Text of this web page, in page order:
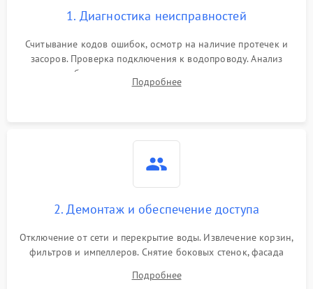
циркуляционным насосом
2100 ₽ Подробнее →
1. Диагностика неисправностей
Считывание кодов ошибок, осмотр на наличие протечек и
засоров. Проверка подключения к водопроводу. Анализ
жалоб на отсутствие слива, нагрева, вращения
разбрызгивателей или срабатывание системы защиты
Подробнее
2. Демонтаж и обеспечение доступа
Отключение от сети и перекрытие воды. Извлечение корзин,
фильтров и импеллеров. Снятие боковых стенок, фасада
циркуляционному насосу, ТЭНу и сливной помпе.
Подробнее